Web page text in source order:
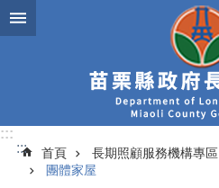
跳到主要內容區塊
:::
:::
首頁 長期照顧服務機構專區
團體家屋